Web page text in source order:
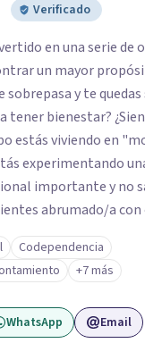
Verificado
en una serie de
mayor propósito?
sobrepasa y te quedas
¿Sientes que la
estás viviendo en
importante y no
si hay una mejor
a sientes
bienestar? Hola, Soy
Badel. Uno de mis
la vida de
Codependencia
+7 más
WhatsApp Email